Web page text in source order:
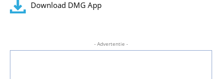
Download DMG App
- Advertentie -